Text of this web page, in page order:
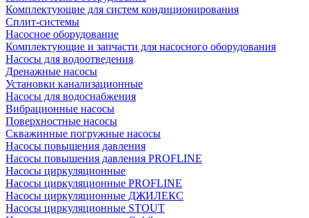
Комплектующие для систем кондиционирования
Сплит-системы
Насосное оборудование
Комплектующие и запчасти для насосного оборудования
Насосы для водоотведения
Дренажные насосы
Установки канализационные
Насосы для водоснабжения
Вибрационные насосы
Поверхностные насосы
Скважинные погружные насосы
Насосы повышения давления
Насосы повышения давления PROFLINE
Насосы циркуляционные
Насосы циркуляционные PROFLINE
Насосы циркуляционные ДЖИЛЕКС
Насосы циркуляционные STOUT